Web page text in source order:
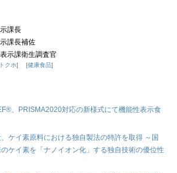
課長
課長補佐
示課衛生調査官
トクホ 健康食品
、PRISMA2020対応の新様式にて機能性表示食
ケイ素原料における独自製法の特許を取得 ～国
ケイ素を「ナノイオン化」する独自技術の優位性